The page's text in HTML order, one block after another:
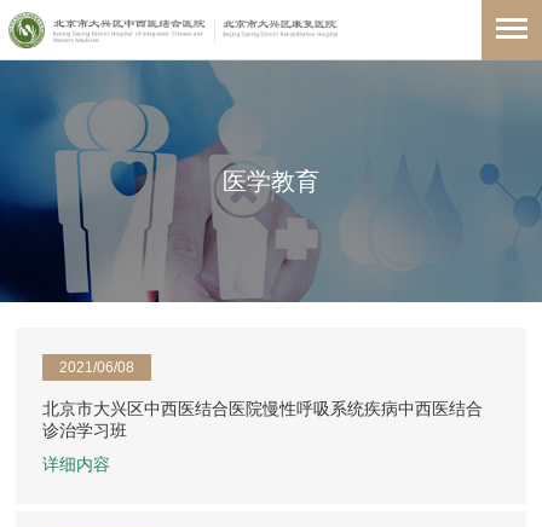
医学教育
2021/06/08
北京市大兴区中西医结合医院慢性呼吸系统疾病中西医结合
诊治学习班
详细内容